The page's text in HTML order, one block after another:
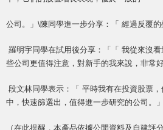
公司。」\陳同學進一步分享：「 經過反覆
羅明宇同學在試用後分享：「「 我從來沒
些公司更值得注意，對新手的我來說，非常好
段文林同學表示：「 平時我有在投資股票
中，快速篩選出，值得進一步研究的公司。」
（在此提醒，本產品依據公開資料及自建評